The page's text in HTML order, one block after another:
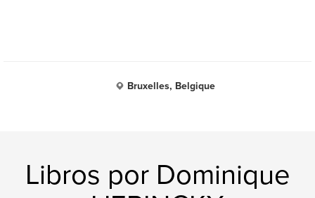
Bruxelles, Belgique
Libros por Dominique